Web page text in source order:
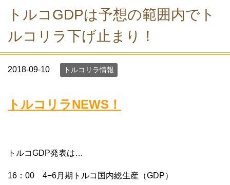
トルコGDPは予想の範囲内でト
ルコリラ下げ止まり！
2018-09-10 トルコリラ情報
トルコリラNEWS！
トルコGDP発表は…
16：00 4−6月期トルコ国内総生産（GDP）